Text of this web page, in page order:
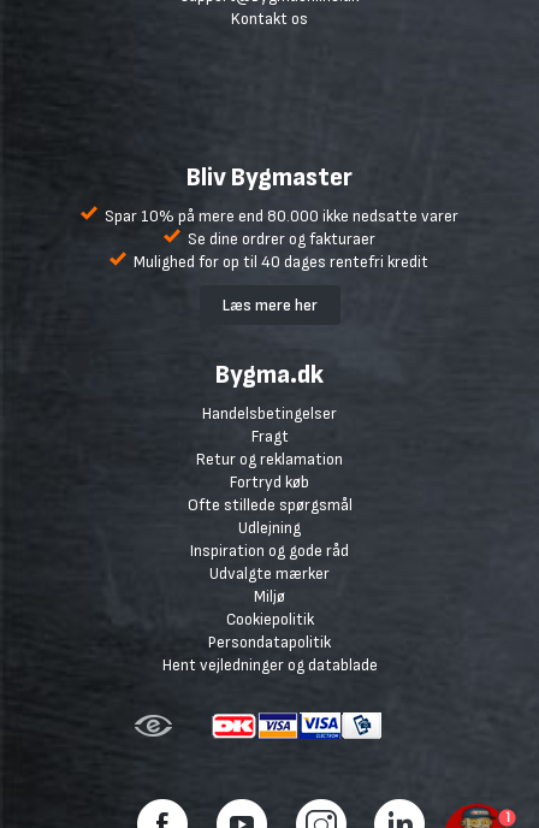
Kontakt os
Bliv Bygmaster
Spar 10% på mere end 80.000 ikke nedsatte varer
Se dine ordrer og fakturaer
Mulighed for op til 40 dages rentefri kredit
Læs mere her
Bygma.dk
Handelsbetingelser
Fragt
Retur og reklamation
Fortryd køb
Ofte stillede spørgsmål
Udlejning
Inspiration og gode råd
Udvalgte mærker
Miljø
Cookiepolitik
Persondatapolitik
Hent vejledninger og datablade
1